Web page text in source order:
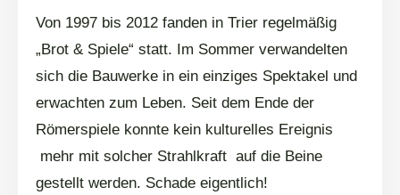
Von 1997 bis 2012 fanden in Trier regelmäßig
„Brot & Spiele“ statt. Im Sommer verwandelten
sich die Bauwerke in ein einziges Spektakel und
erwachten zum Leben. Seit dem Ende der
Römerspiele konnte kein kulturelles Ereignis
mehr mit solcher Strahlkraft auf die Beine
gestellt werden. Schade eigentlich!